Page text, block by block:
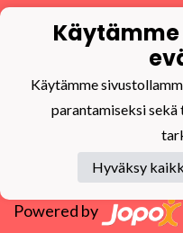
Y-tunnus0832270-9
puma@puma-volley.fi
Linkki muihin
PuMa-Webmail
Powered by
Käytämme
parantamiseksi
Hyväksy